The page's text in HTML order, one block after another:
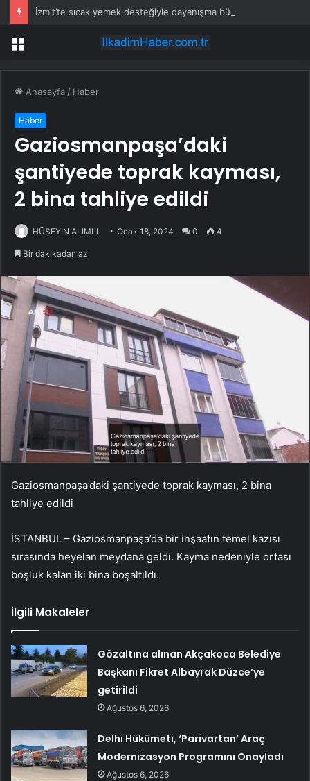
İzmit’te sıcak yemek desteğiyle dayanışma büyüyor
Menü
Anasayfa / Haber
Haber
Gaziosmanpaşa’daki
şantiyede toprak kayması,
2 bina tahliye edildi
HÜSEYİN ALIMLI Ocak 18, 2024 0 4
Bir dakikadan az
Gaziosmanpaşa’daki şantiyede toprak kayması, 2 bina
tahliye edildi
İSTANBUL – Gaziosmanpaşa’da bir inşaatın temel kazısı
sırasında heyelan meydana geldi. Kayma nedeniyle ortası
boşluk kalan iki bina boşaltıldı.
İlgili Makaleler
Gözaltına alınan Akçakoca Belediye
Başkanı Fikret Albayrak Düzce’ye
getirildi
Ağustos 6, 2026
Delhi Hükümeti, ‘Parivartan’ Araç
Modernizasyon Programını Onayladı
Ağustos 6, 2026